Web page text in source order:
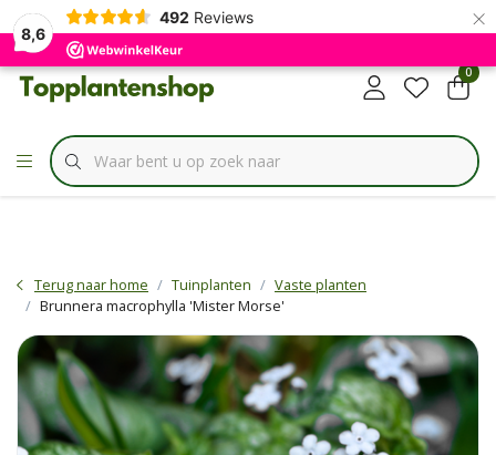
8,6
492 Reviews ×
✔Specialist inBorderbundels
0
Terug naar home Tuinplanten
Vaste planten
Brunnera macrophylla 'Mister Morse'